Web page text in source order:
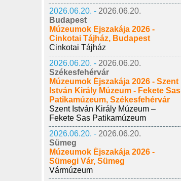
2026.06.20. - 2026.06.20.
Budapest
Múzeumok Éjszakája 2026 -
Cinkotai Tájház, Budapest
Cinkotai Tájház
2026.06.20. - 2026.06.20.
Székesfehérvár
Múzeumok Éjszakája 2026 - Szent
István Király Múzeum - Fekete Sas
Patikamúzeum, Székesfehérvár
Szent István Király Múzeum –
Fekete Sas Patikamúzeum
2026.06.20. - 2026.06.20.
Sümeg
Múzeumok Éjszakája 2026 -
Sümegi Vár, Sümeg
Vármúzeum